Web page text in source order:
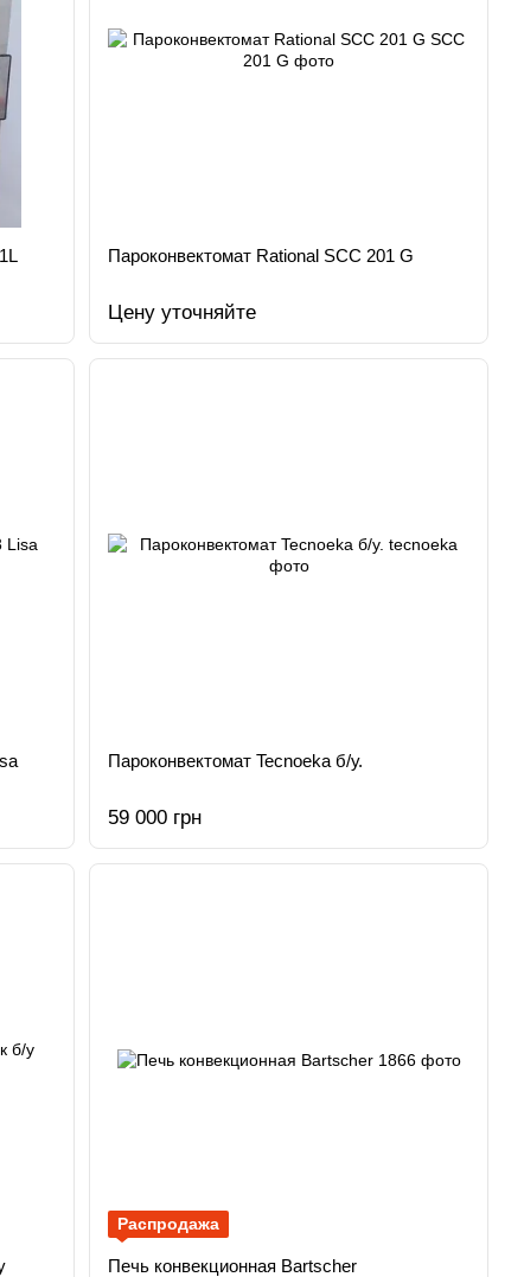
Пароконвектомат Rational SCC 201 G
Цену уточняйте
Пароконвектомат Tecnoeka б/у.
59 000 грн
Распродажа
Печь конвекционная Bartscher